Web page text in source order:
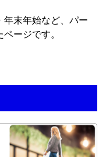
末年始など、パー
ージです。